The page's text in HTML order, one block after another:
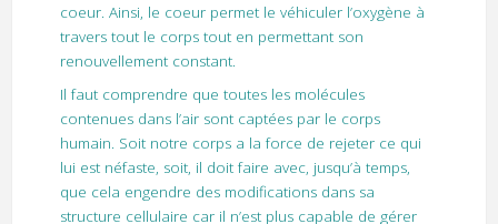
coeur. Ainsi, le coeur permet le véhiculer l’oxygène à
travers tout le corps tout en permettant son
renouvellement constant.
Il faut comprendre que toutes les molécules
contenues dans l’air sont captées par le corps
humain. Soit notre corps a la force de rejeter ce qui
lui est néfaste, soit, il doit faire avec, jusqu’à temps,
que cela engendre des modifications dans sa
structure cellulaire car il n’est plus capable de gérer